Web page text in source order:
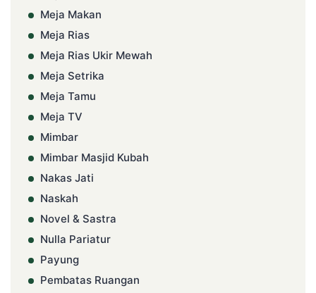
Meja Makan
Meja Rias
Meja Rias Ukir Mewah
Meja Setrika
Meja Tamu
Meja TV
Mimbar
Mimbar Masjid Kubah
Nakas Jati
Naskah
Novel & Sastra
Nulla Pariatur
Payung
Pembatas Ruangan